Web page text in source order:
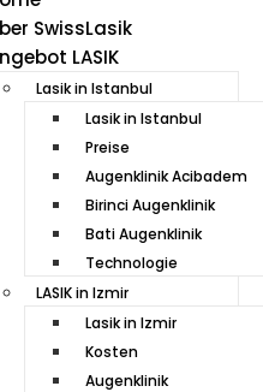
SwissLasik
LASIK
Lasik in Istanbul
Lasik in Istanbul
Preise
Augenklinik Acibadem
Birinci Augenklinik
Bati Augenklinik
Technologie
LASIK in Izmir
Lasik in Izmir
Kosten
Augenklinik